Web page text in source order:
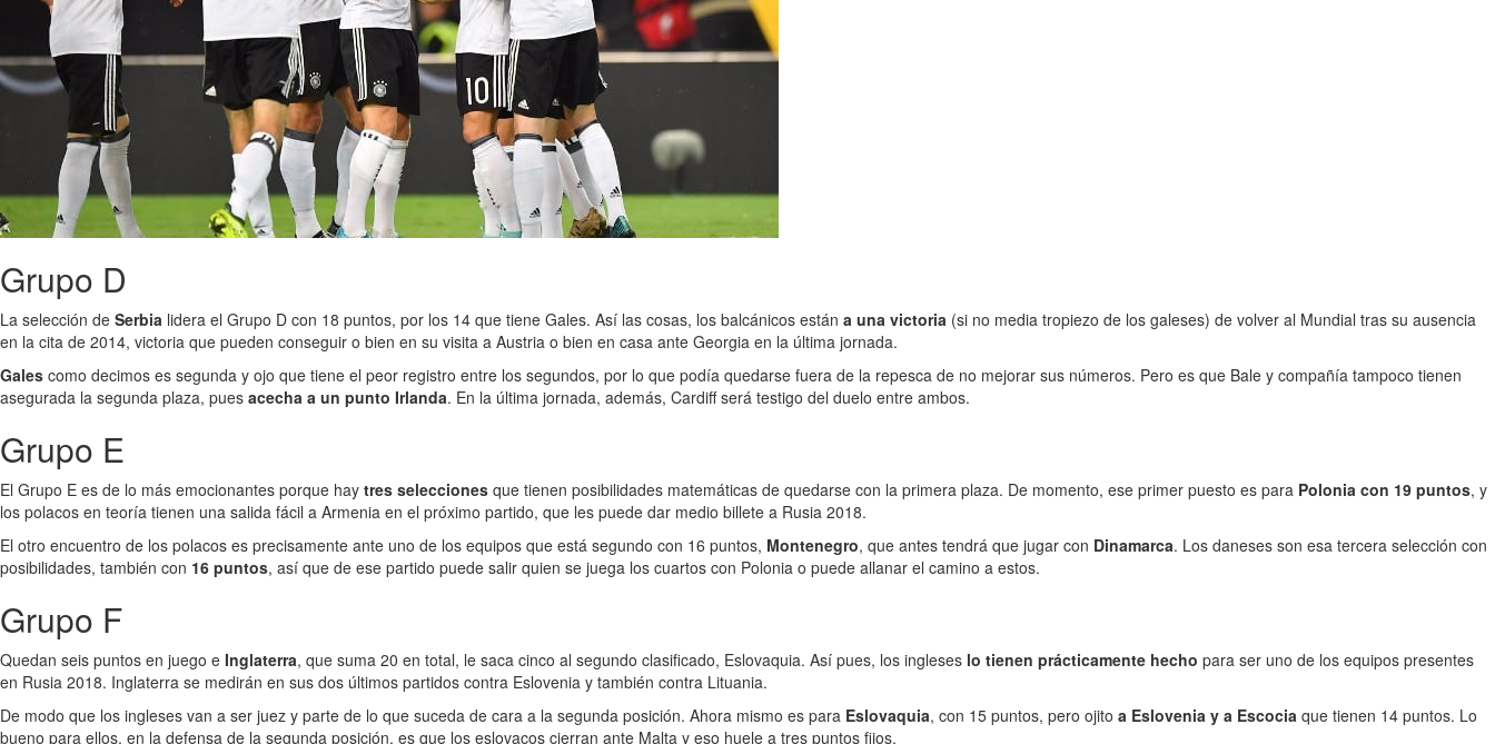
Grupo D
La selección de Serbia lidera el Grupo D con 18 puntos, por los 14 que tiene Gales. Así las cosas, los balcánicos están a una victoria (si no media tropiezo de los galeses) de volver al Mundial tras su ausencia
en la cita de 2014, victoria que pueden conseguir o bien en su visita a Austria o bien en casa ante Georgia en la última jornada.
Gales como decimos es segunda y ojo que tiene el peor registro entre los segundos, por lo que podía quedarse fuera de la repesca de no mejorar sus números. Pero es que Bale y compañía tampoco tienen
asegurada la segunda plaza, pues acecha a un punto Irlanda. En la última jornada, además, Cardiff será testigo del duelo entre ambos.
Grupo E
El Grupo E es de lo más emocionantes porque hay tres selecciones que tienen posibilidades matemáticas de quedarse con la primera plaza. De momento, ese primer puesto es para Polonia con 19 puntos, y
los polacos en teoría tienen una salida fácil a Armenia en el próximo partido, que les puede dar medio billete a Rusia 2018.
El otro encuentro de los polacos es precisamente ante uno de los equipos que está segundo con 16 puntos, Montenegro, que antes tendrá que jugar con Dinamarca. Los daneses son esa tercera selección con
posibilidades, también con 16 puntos, así que de ese partido puede salir quien se juega los cuartos con Polonia o puede allanar el camino a estos.
Grupo F
Quedan seis puntos en juego e Inglaterra, que suma 20 en total, le saca cinco al segundo clasificado, Eslovaquia. Así pues, los ingleses lo tienen prácticamente hecho para ser uno de los equipos presentes
en Rusia 2018. Inglaterra se medirán en sus dos últimos partidos contra Eslovenia y también contra Lituania.
De modo que los ingleses van a ser juez y parte de lo que suceda de cara a la segunda posición. Ahora mismo es para Eslovaquia, con 15 puntos, pero ojito a Eslovenia y a Escocia que tienen 14 puntos. Lo
bueno para ellos, en la defensa de la segunda posición, es que los eslovacos cierran ante Malta y eso huele a tres puntos fijos.